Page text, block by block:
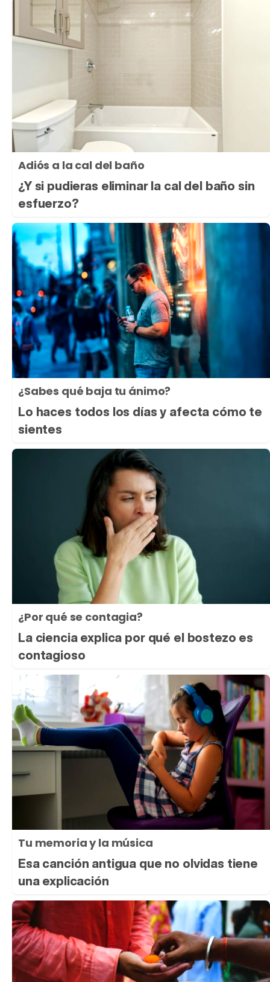
Adiós a la cal del baño
¿Y si pudieras eliminar la cal del baño sin
esfuerzo?
¿Sabes qué baja tu ánimo?
Lo haces todos los días y afecta cómo te
sientes
¿Por qué se contagia?
La ciencia explica por qué el bostezo es
contagioso
Tu memoria y la música
Esa canción antigua que no olvidas tiene
una explicación